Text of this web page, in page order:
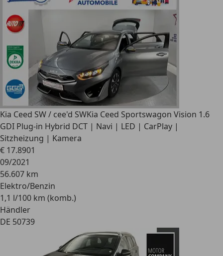
Kia Ceed SW / cee'd SWKia Ceed Sportswagon Vision 1.6
GDI Plug-in Hybrid DCT | Navi | LED | CarPlay |
Sitzheizung | Kamera
€ 17.8901
09/2021
56.607 km
Elektro/Benzin
1,1 l/100 km (komb.)
Händler
DE 50739